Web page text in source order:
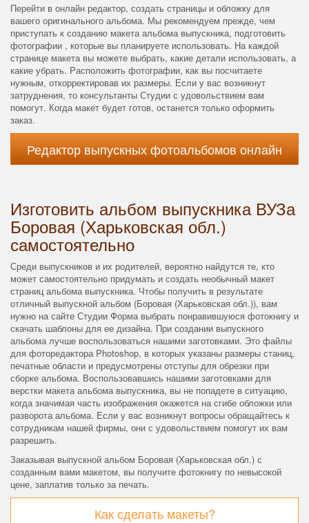
Перейти в онлайн редактор, создать страницы и обложку для
вашего оригинального альбома. Мы рекомендуем прежде, чем
приступать к созданию макета альбома выпускника, подготовить
фотографии , которые вы планируете использовать. На каждой
странице макета вы можете выбрать, какие детали использовать, а
какие убрать. Расположить фотографии, как вы посчитаете
нужным, откорректировав их размеры. Если у вас возникнут
затруднения, то консультанты Студии с удовольствием вам
помогут. Когда макет будет готов, останется только оформить
заказ.
Редактор выпускных фотоальбомов онлайн
Изготовить альбом выпускника ВУЗа
Боровая (Харьковская обл.)
самостоятельно
Среди выпускников и их родителей, вероятно найдутся те, кто
может самостоятельно придумать и создать необычный макет
страниц альбома выпускника. Чтобы получить в результате
отличный выпускной альбом (Боровая (Харьковская обл.)), вам
нужно на сайте Студии Форма выбрать понравившуюся фотокнигу и
скачать шаблоны для ее дизайна. При создании выпускного
альбома лучше воспользоваться нашими заготовками. Это файлы
для фоторедактора Photoshop, в которых указаны размеры станиц,
печатные области и предусмотрены отступы для обрезки при
сборке альбома. Воспользовавшись нашими заготовками для
верстки макета альбома выпускника, вы не попадете в ситуацию,
когда значимая часть изображения окажется на сгибе обложки или
разворота альбома. Если у вас возникнут вопросы обращайтесь к
сотрудникам нашей фирмы, они с удовольствием помогут их вам
разрешить.
Заказывая выпускной альбом Боровая (Харьковская обл.) с
созданным вами макетом, вы получите фотокнигу по невысокой
цене, заплатив только за печать.
Как сделать макеты?